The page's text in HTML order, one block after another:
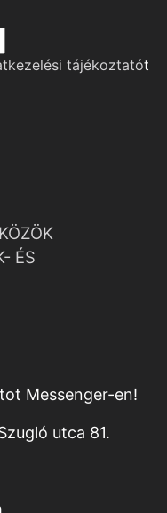
tájékoztatót
ÉS
Messenger-en!
utca 81.